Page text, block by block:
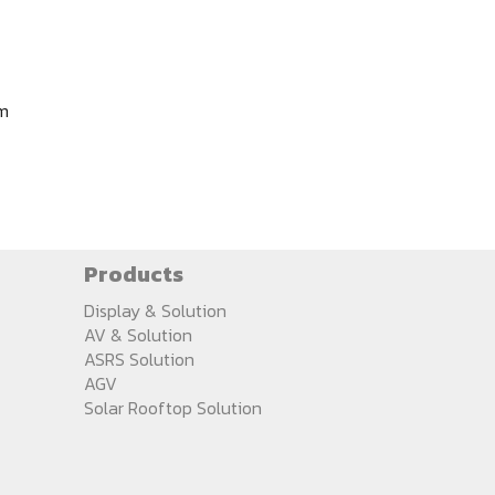
Products
Display & Solution
AV & Solution
ASRS Solution
AGV
Solar Rooftop Solution